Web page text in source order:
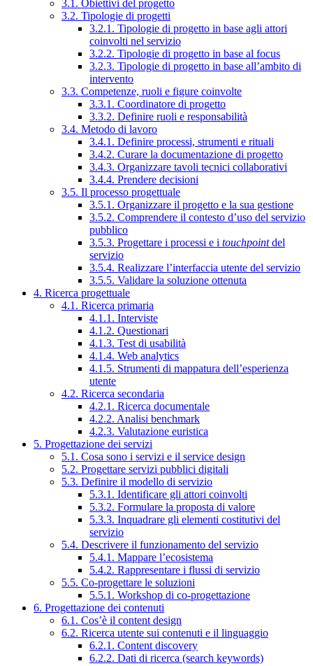
3.1. Obiettivi del progetto
3.2. Tipologie di progetti
3.2.1. Tipologie di progetto in base agli attori
coinvolti nel servizio
3.2.2. Tipologie di progetto in base al focus
3.2.3. Tipologie di progetto in base all’ambito di
intervento
3.3. Competenze, ruoli e figure coinvolte
3.3.1. Coordinatore di progetto
3.3.2. Definire ruoli e responsabilità
3.4. Metodo di lavoro
3.4.1. Definire processi, strumenti e rituali
3.4.2. Curare la documentazione di progetto
3.4.3. Organizzare tavoli tecnici collaborativi
3.4.4. Prendere decisioni
3.5. Il processo progettuale
3.5.1. Organizzare il progetto e la sua gestione
3.5.2. Comprendere il contesto d’uso del servizio
pubblico
3.5.3. Progettare i processi e i touchpointdel
servizio
3.5.4. Realizzare l’interfaccia utente del servizio
3.5.5. Validare la soluzione ottenuta
4. Ricerca progettuale
4.1. Ricerca primaria
4.1.1. Interviste
4.1.2. Questionari
4.1.3. Test di usabilità
4.1.4. Web analytics
4.1.5. Strumenti di mappatura dell’esperienza
utente
4.2. Ricerca secondaria
4.2.1. Ricerca documentale
4.2.2. Analisi benchmark
4.2.3. Valutazione euristica
5. Progettazione dei servizi
5.1. Cosa sono i servizi e il service design
5.2. Progettare servizi pubblici digitali
5.3. Definire il modello di servizio
5.3.1. Identificare gli attori coinvolti
5.3.2. Formulare la proposta di valore
5.3.3. Inquadrare gli elementi costitutivi del
servizio
5.4. Descrivere il funzionamento del servizio
5.4.1. Mappare l’ecosistema
5.4.2. Rappresentare i flussi di servizio
5.5. Co-progettare le soluzioni
5.5.1. Workshop di co-progettazione
6. Progettazione dei contenuti
6.1. Cos’è il content design
6.2. Ricerca utente sui contenuti e il linguaggio
6.2.1. Content discovery
6.2.2. Dati di ricerca (search keywords)